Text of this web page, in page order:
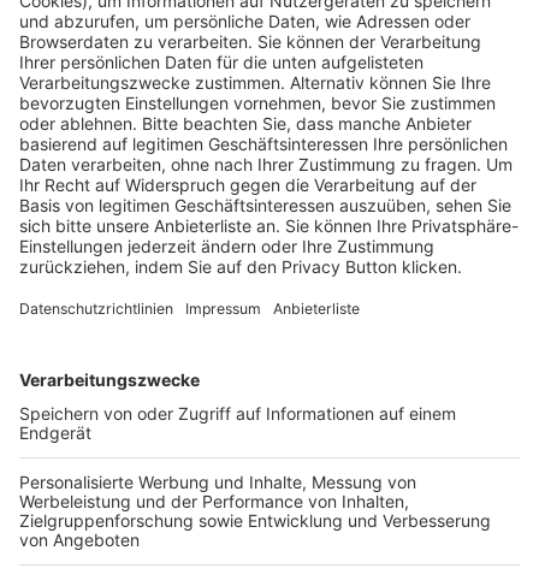
Pässe und Vereinswechsel
Trainerausbildung
Schulungsangebot Vereinsmitarbeiter
BFV-Geschäftsstellen
Trainerbörse
Login SpielPlus
FOLGE DEM BFV
TOP-VEREINE
TOP-PARTNER